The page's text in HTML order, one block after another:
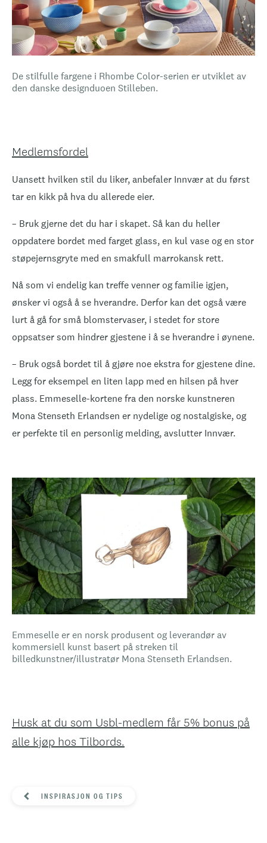
De stilfulle fargene i Rhombe Color-serien er utviklet av
den danske designduoen Stilleben.
Medlemsfordel
Uansett hvilken stil du liker, anbefaler Innvær at du først
tar en kikk på hva du allerede eier.
– Bruk gjerne det du har i skapet. Så kan du heller
oppdatere bordet med farget glass, en kul vase og en stor
støpejernsgryte med en smakfull marrokansk rett.
Nå som vi endelig kan treffe venner og familie igjen,
ønsker vi også å se hverandre. Derfor kan det også være
lurt å gå for små blomstervaser, i stedet for store
oppsatser som hindrer gjestene i å se hverandre i øynene.
– Bruk også bordet til å gjøre noe ekstra for gjestene dine.
Legg for eksempel en liten lapp med en hilsen på hver
plass. Emmeselle-kortene fra den norske kunstneren
Mona Stenseth Erlandsen er nydelige og nostalgiske, og
er perfekte til en personlig melding, avslutter Innvær.
Emmeselle er en norsk produsent og leverandør av
kommersiell kunst basert på streken til
billedkunstner/illustratør Mona Stenseth Erlandsen.
Husk at du som Usbl-medlem får 5% bonus på
alle kjøp hos Tilbords.
INSPIRASJON OG TIPS